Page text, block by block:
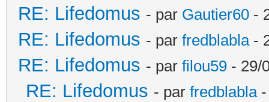
RE: Lifedomus - par Gautier60 -
RE: Lifedomus - par fredblabla-
RE: Lifedomus - par filou59 - 29/
RE: Lifedomus - par fredblabla-